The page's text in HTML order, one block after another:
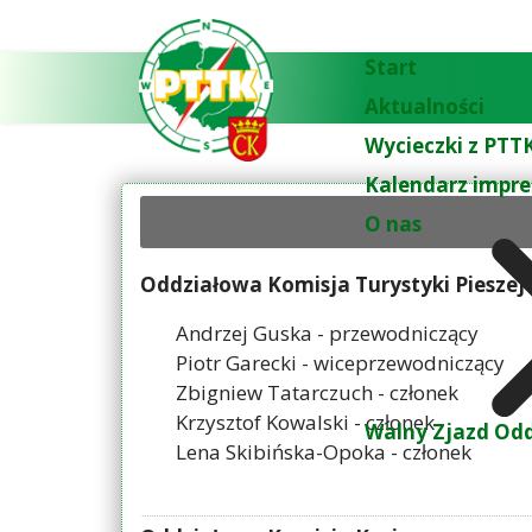
Start
Aktualności
Wycieczki z
Kalendarz
O nas
Walny Zjazd
Oddziałowa Komisja Turystyki Pieszej
Andrzej Guska - przewodniczący
Piotr Garecki - wiceprzewodniczący
Zbigniew Tatarczuch - członek
Krzysztof Kowalski - członek
Lena Skibińska-Opoka - członek